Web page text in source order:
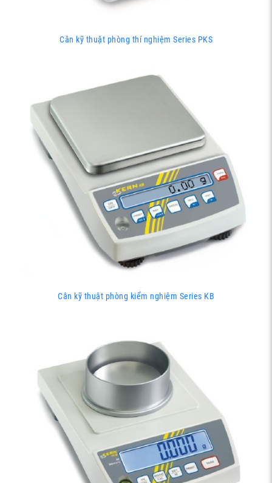
Cân kỹ thuật phòng thí nghiệm Series PKS
Cân kỹ thuật phòng kiểm nghiệm Series KB